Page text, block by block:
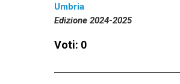
Umbria
Edizione 2024-2025
Voti: 0